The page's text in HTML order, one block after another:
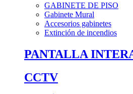
GABINETE DE PISO
Gabinete Mural
Accesorios gabinetes
Extinción de incendios
PANTALLA
CCTV